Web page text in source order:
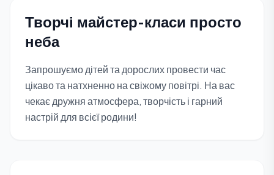
Творчі майстер-класи просто
неба
Запрошуємо дітей та дорослих провести час
цікаво та натхненно на свіжому повітрі. На вас
чекає дружня атмосфера, творчість і гарний
настрій для всієї родини!